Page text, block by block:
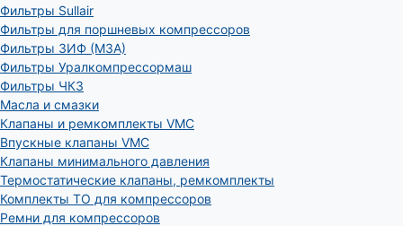
Фильтры Sullair
Фильтры для поршневых компрессоров
Фильтры ЗИФ (МЗА)
Фильтры Уралкомпрессормаш
Фильтры ЧКЗ
Масла и смазки
Клапаны и ремкомплекты VMC
Впускные клапаны VMC
Клапаны минимального давления
Термостатические клапаны, ремкомплекты
Комплекты ТО для компрессоров
Ремни для компрессоров